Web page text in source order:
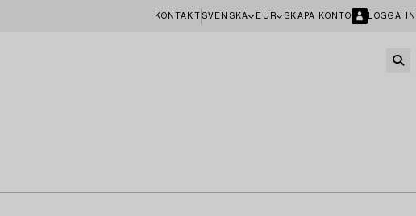
KONTAKT SVENSKA EUR SKAPA KONTO LOGGA IN